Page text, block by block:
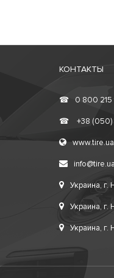
КОНТАКТЫ
☎ 0 800 215
☎ +38 (050)
www.tire.ua
info@tire.ua
Украина, г.
Украина, г.
Украина, г.